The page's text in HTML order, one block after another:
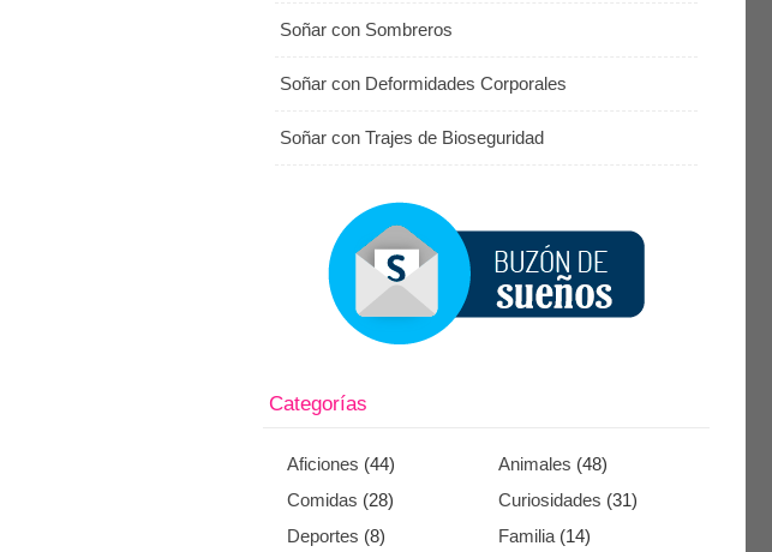
Soñar con Sombreros
Soñar con Deformidades Corporales
Soñar con Trajes de Bioseguridad
Categorías
Aficiones (44) Animales (48)
Comidas (28) Curiosidades (31)
Deportes (8) Familia (14)